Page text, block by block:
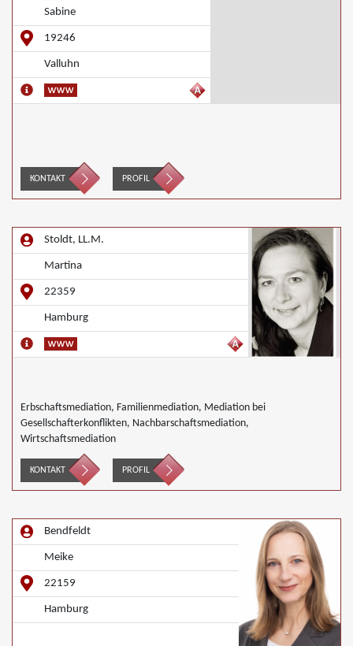
Sabine
19246
Valluhn
KONTAKT PROFIL
Stoldt, LL.M.
Martina
22359
Hamburg
Erbschaftsmediation, Familienmediation, Mediation bei
Gesellschafterkonflikten, Nachbarschaftsmediation,
Wirtschaftsmediation
KONTAKT PROFIL
Bendfeldt
Meike
22159
Hamburg